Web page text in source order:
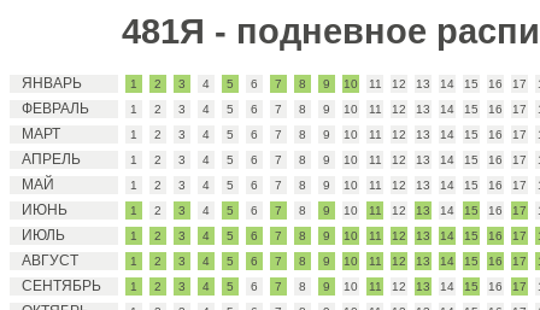
481Я - подневное
ЯНВАРЬ 1 2 3 4 5 6 7 8 9 10 11 12 13 14 15 16 17
ФЕВРАЛЬ 1 2 3 4 5 6 7 8 9 10 11 12 13 14 15 16 17
МАРТ 1 2 3 4 5 6 7 8 9 10 11 12 13 14 15 16 17
АПРЕЛЬ 1 2 3 4 5 6 7 8 9 10 11 12 13 14 15 16 17
МАЙ 1 2 3 4 5 6 7 8 9 10 11 12 13 14 15 16 17
ИЮНЬ 1 2 3 4 5 6 7 8 9 10 11 12 13 14 15 16 17
ИЮЛЬ 1 2 3 4 5 6 7 8 9 10 11 12 13 14 15 16 17
АВГУСТ 1 2 3 4 5 6 7 8 9 10 11 12 13 14 15 16 17
СЕНТЯБРЬ 1 2 3 4 5 6 7 8 9 10 11 12 13 14 15 16 17